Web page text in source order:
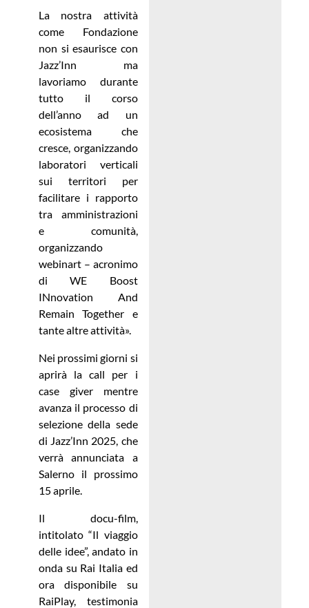
La nostra attività
come Fondazione
non si esaurisce con
Jazz’Inn ma
lavoriamo durante
tutto il corso
dell’anno ad un
ecosistema che
cresce, organizzando
laboratori verticali
sui territori per
facilitare i rapporto
tra amministrazioni
e comunità,
organizzando
webinart – acronimo
di WE Boost
INnovation And
Remain Together e
tante altre attività».
Nei prossimi giorni si
aprirà la call per i
case giver mentre
avanza il processo di
selezione della sede
di Jazz’Inn 2025, che
verrà annunciata a
Salerno il prossimo
15 aprile.
Il docu-film,
intitolato “Il viaggio
delle idee”, andato in
onda su Rai Italia ed
ora disponibile su
RaiPlay, testimonia